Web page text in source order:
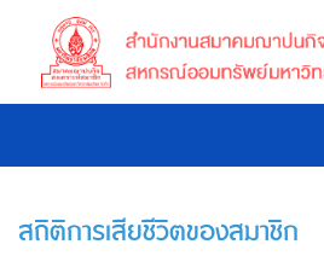
สถิติการเสียชีวิตของสมาชิก